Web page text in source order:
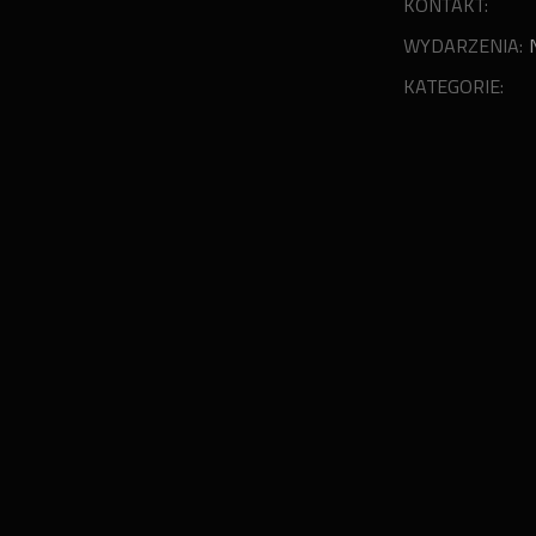
KONTAKT:
WYDARZENIA:
KATEGORIE: